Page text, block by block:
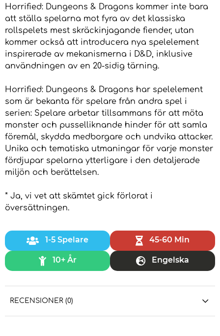
Horrified: Dungeons & Dragons kommer inte bara
att ställa spelarna mot fyra av det klassiska
rollspelets mest skräckinjagande fiender, utan
kommer också att introducera nya spelelement
inspirerade av mekanismerna i D&D, inklusive
användningen av en 20-sidig tärning.
Horrified: Dungeons & Dragons har spelelement
som är bekanta för spelare från andra spel i
serien: Spelare arbetar tillsammans för att möta
monster och pusselliknande hinder för att samla
föremål, skydda medborgare och undvika attacker.
Unika och tematiska utmaningar för varje monster
fördjupar spelarna ytterligare i den detaljerade
miljön och berättelsen.
* Ja, vi vet att skämtet gick förlorat i
översättningen.
1-5 Spelare 45-60 Min
10+ År Engelska
RECENSIONER (0)